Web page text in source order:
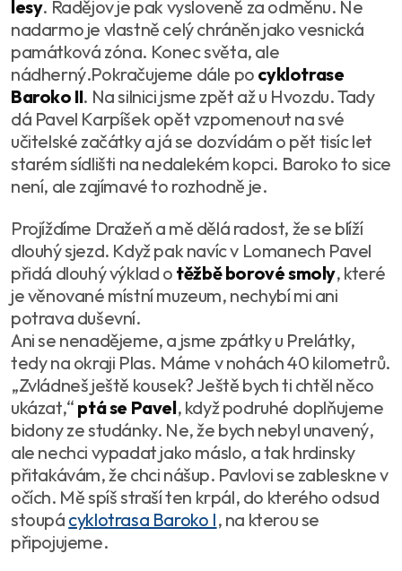
lesy. Radějov je pak vysloveně za odměnu. Ne
nadarmo je vlastně celý chráněn jako vesnická
památková zóna. Konec světa, ale
nádherný.Pokračujeme dále po cyklotrase
Baroko II. Na silnici jsme zpět až u Hvozdu. Tady
dá Pavel Karpíšek opět vzpomenout na své
učitelské začátky a já se dozvídám o pět tisíc let
starém sídlišti na nedalekém kopci. Baroko to sice
není, ale zajímavé to rozhodně je.
Projíždíme Dražeň a mě dělá radost, že se blíží
dlouhý sjezd. Když pak navíc v Lomanech Pavel
přidá dlouhý výklad o těžbě borové smoly, které
je věnované místní muzeum, nechybí mi ani
potrava duševní.
Ani se nenadějeme, a jsme zpátky u Prelátky,
tedy na okraji Plas. Máme v nohách 40 kilometrů.
„Zvládneš ještě kousek? Ještě bych ti chtěl něco
ukázat,“ ptá se Pavel, když podruhé doplňujeme
bidony ze studánky. Ne, že bych nebyl unavený,
ale nechci vypadat jako máslo, a tak hrdinsky
přitakávám, že chci nášup. Pavlovi se zableskne v
očích. Mě spíš straší ten krpál, do kterého odsud
stoupá cyklotrasa Baroko I, na kterou se
připojujeme.